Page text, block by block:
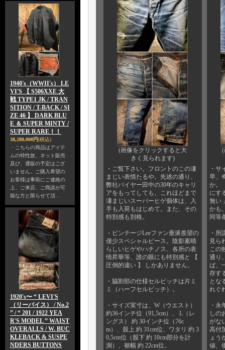
1940's（WWII's） LE
VI'S 【 S506XXE 大
戦 TYPE1 JK / TRAN
SITION / T-BACK / SI
ZE 46 】 DARK BLU
E ＆ SUPER MINTY /
SUPER RARE！！
38,280,000円(税込)
・こちらの商品はアイテ
ムの特性故、ネット販売
及び、通販の予定はござ
いません。ご購入希望の
お客様は事前にご連絡の
上、ご来店、ご商談が可
能な方と限らせて頂…
1920's〜 “ LEVI'S
（リーバイス） / No.2
” / “ 201 / 1922 YEA
R'S MODEL ” WAIST
OVERALLS / W. BUC
KLEBACK & SUSPE
NDERS BUTTONS
(画像をクリックすると大
きく見られます)
・ご覧下さい。フロントのこの凄
まじい表情たるや。先述の通り、
弊社バイヤー田中の30年のキャリ
アをもってしても、これほどまで
凄まじいスーパーヒゲ個体は、入
手も入荷もはじめて。また、その
特別感も別格。
・ビンテージLeeファン垂涎羨望の
僅少スペシャルピース。陰影素晴
らしいヒゲやハチノス、各所の表
情昇華等、誰の眼にも特別感と 【
圧倒的違い 】 しかありません。
・脇割部の仕様セルビッチは片ミ
ミ（ハーフセルビッチ）。
・サイズ実寸は、W（ウエスト）
約36インチ位（91,5cm）、 L（レ
ングス） 約 30インチ位（76c
m）、股上 約 31cm位、ワタリ 約 3
0,5cm位（股下 約 10cm部分を計
測）、裾幅 約 22cm位。
(
・サ
早、
か。
にす
無い
かも
同等
・所
見ら
この
通り
ば、
存す
とな
れぐ
・永
しの
がな
高付
ょう
値、